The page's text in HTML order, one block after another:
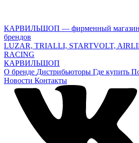
КАРВИЛЬШОП — фирменный магазин
брендов
LUZAR, TRIALLI, STARTVOLT,
RACING
КАРВИЛЬШОП
О бренде Дистрибьюторы Где купить
Новости Контакты